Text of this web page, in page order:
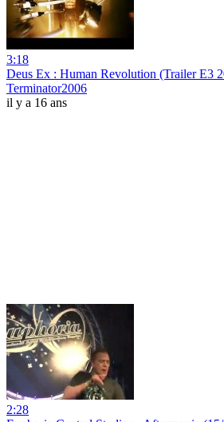
3:18
Deus Ex : Human Revolution (Trailer E3
Terminator2006
il y a 16 ans
2:28